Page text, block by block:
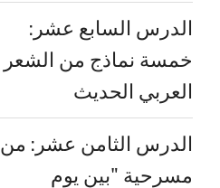
الدرس السابع عشر:
خمسة نماذج من الشعر
العربي الحديث
الدرس الثامن عشر: من
مسرحية "بين يوم